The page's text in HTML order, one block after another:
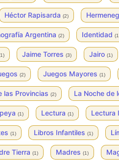
Héctor Rapisarda (2)
Argentina (2) Identidad
Jaime Torres (3) Jairo (1)
(2) Juegos Mayores (1)
las Provincias (2) La Noche de
(1) Lectura (1) Lectura
(1) Libros Infantiles (1)
Tierra (1) Madres (1)